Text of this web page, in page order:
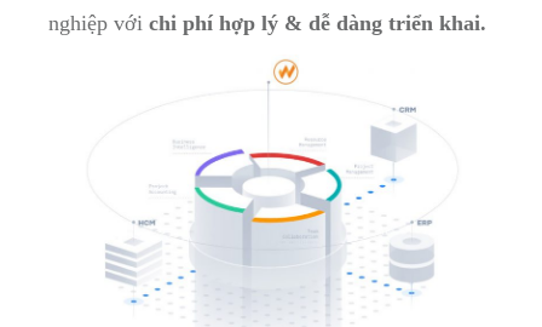
nghiệp với chi phí hợp lý & dễ dàng triển khai.